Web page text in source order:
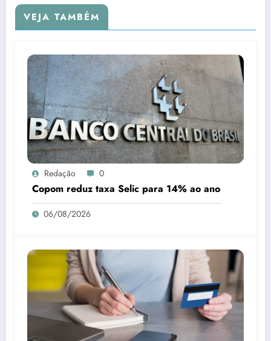
VEJA TAMBÉM
Redação 0
Copom reduz taxa Selic para 14% ao ano
06/08/2026